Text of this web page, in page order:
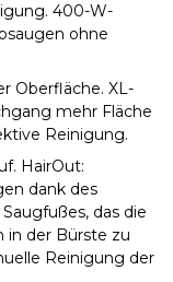
400-W-
ohne
Oberfläche. XL-
mehr Fläche
Reinigung.
HairOut:
dank des
das die
in der Bürste zu
Reinigung der